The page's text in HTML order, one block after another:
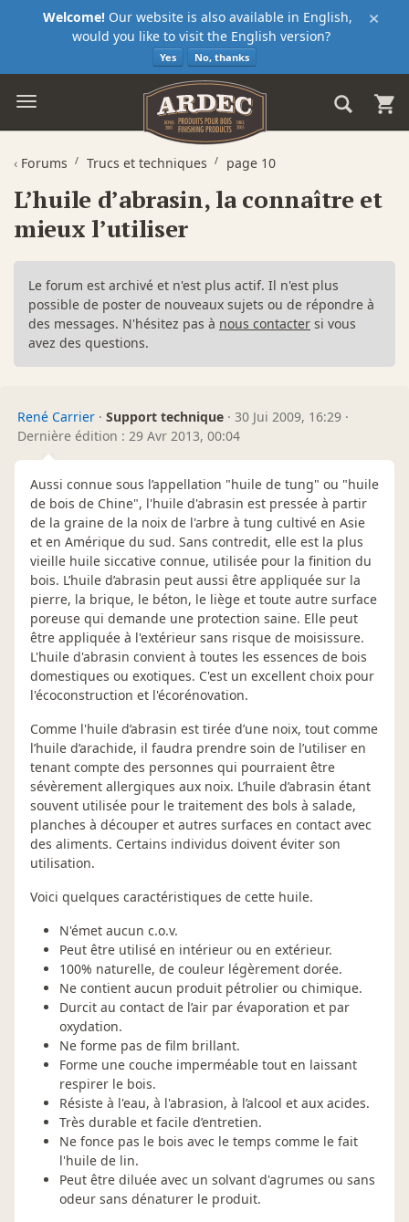
×
Welcome! Our website is also available in English,
would you like to visit the English version?
Yes No, thanks
‹ Forums Trucs et techniques page 10
L’huile d’abrasin, la connaître et
mieux l’utiliser
Le forum est archivé et n'est plus actif. Il n'est plus
possible de poster de nouveaux sujets ou de répondre à
des messages. N'hésitez pas à nous contacter si vous
avez des questions.
René Carrier · Support technique · 30 Jui 2009, 16:29 ·
Dernière édition : 29 Avr 2013, 00:04
Aussi connue sous l’appellation "huile de tung" ou "huile
de bois de Chine", l'huile d'abrasin est pressée à partir
de la graine de la noix de l'arbre à tung cultivé en Asie
et en Amérique du sud. Sans contredit, elle est la plus
vieille huile siccative connue, utilisée pour la finition du
bois. L’huile d’abrasin peut aussi être appliquée sur la
pierre, la brique, le béton, le liège et toute autre surface
poreuse qui demande une protection saine. Elle peut
être appliquée à l'extérieur sans risque de moisissure.
L'huile d'abrasin convient à toutes les essences de bois
domestiques ou exotiques. C'est un excellent choix pour
l'écoconstruction et l'écorénovation.
Comme l'huile d’abrasin est tirée d’une noix, tout comme
l’huile d’arachide, il faudra prendre soin de l’utiliser en
tenant compte des personnes qui pourraient être
sévèrement allergiques aux noix. L’huile d’abrasin étant
souvent utilisée pour le traitement des bols à salade,
planches à découper et autres surfaces en contact avec
des aliments. Certains individus doivent éviter son
utilisation.
Voici quelques caractéristiques de cette huile.
N'émet aucun c.o.v.
Peut être utilisé en intérieur ou en extérieur.
100% naturelle, de couleur légèrement dorée.
Ne contient aucun produit pétrolier ou chimique.
Durcit au contact de l’air par évaporation et par
oxydation.
Ne forme pas de film brillant.
Forme une couche imperméable tout en laissant
respirer le bois.
Résiste à l'eau, à l'abrasion, à l’alcool et aux acides.
Très durable et facile d’entretien.
Ne fonce pas le bois avec le temps comme le fait
l'huile de lin.
Peut être diluée avec un solvant d'agrumes ou sans
odeur sans dénaturer le produit.